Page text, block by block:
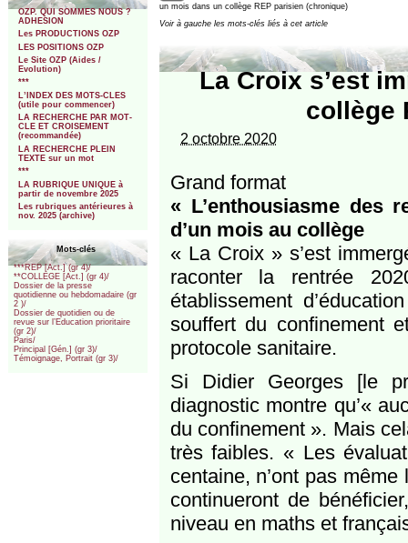
OZP. QUI SOMMES NOUS ?
ADHESION
Les PRODUCTIONS OZP
LES POSITIONS OZP
Le Site OZP (Aides /
Evolution)
***
L’INDEX DES MOTS-CLES
(utile pour commencer)
LA RECHERCHE PAR MOT-
CLE ET CROISEMENT
(recommandée)
LA RECHERCHE PLEIN
TEXTE sur un mot
***
LA RUBRIQUE UNIQUE à
partir de novembre 2025
Les rubriques antérieures à
nov. 2025 (archive)
Mots-clés
***REP [Act.] (gr 4)/
**COLLEGE [Act.] (gr 4)/
Dossier de la presse
quotidienne ou hebdomadaire (gr
2 )/
Dossier de quotidien ou de
revue sur l’Education prioritaire
(gr 2)/
Paris/
Principal [Gén.] (gr 3)/
Témoignage, Portrait (gr 3)/
un mois dans un collège REP parisien (chronique)
Voir à gauche les mots-clés liés à cet article
La Croix s’est
collège
2 octobre 2020
Grand format
« L’enthousiasme des
d’un mois au collège
« La Croix » s’est
raconter la rentrée
établissement
souffert du confinement
protocole sanitaire.
Si Didier Georges [le
diagnostic montre qu’«
du confinement ». Mais
très faibles. « Les
centaine, n’ont pas
continueront de
niveau en maths et